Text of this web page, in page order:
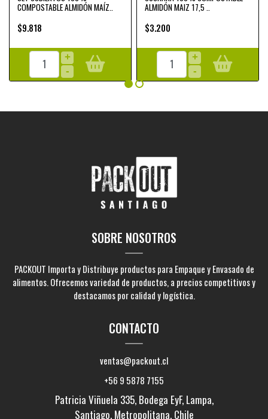
COMPOSTABLE ALMIDÓN MAÍZ..
$9.818
+
-
ALMIDÓN MAIZ 17,5 ..
$3.200
+
-
SOBRE NOSOTROS
PACKOUT Importa y Distribuye productos para Empaque y Envasado de
alimentos. Ofrecemos variedad de productos, a precios competitivos y
destacamos por calidad y logística.
CONTACTO
ventas@packout.cl
+56 9 5878 7155
Patricia Viñuela 335, Bodega EyF, Lampa,
Santiago, Metropolitana, Chile